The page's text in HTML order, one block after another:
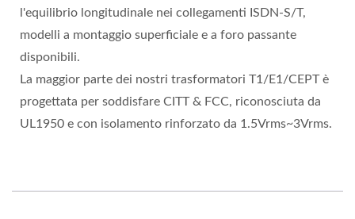
l'equilibrio longitudinale nei collegamenti ISDN-S/T,
modelli a montaggio superficiale e a foro passante
disponibili.
La maggior parte dei nostri trasformatori T1/E1/CEPT è
progettata per soddisfare CITT & FCC, riconosciuta da
UL1950 e con isolamento rinforzato da 1.5Vrms~3Vrms.